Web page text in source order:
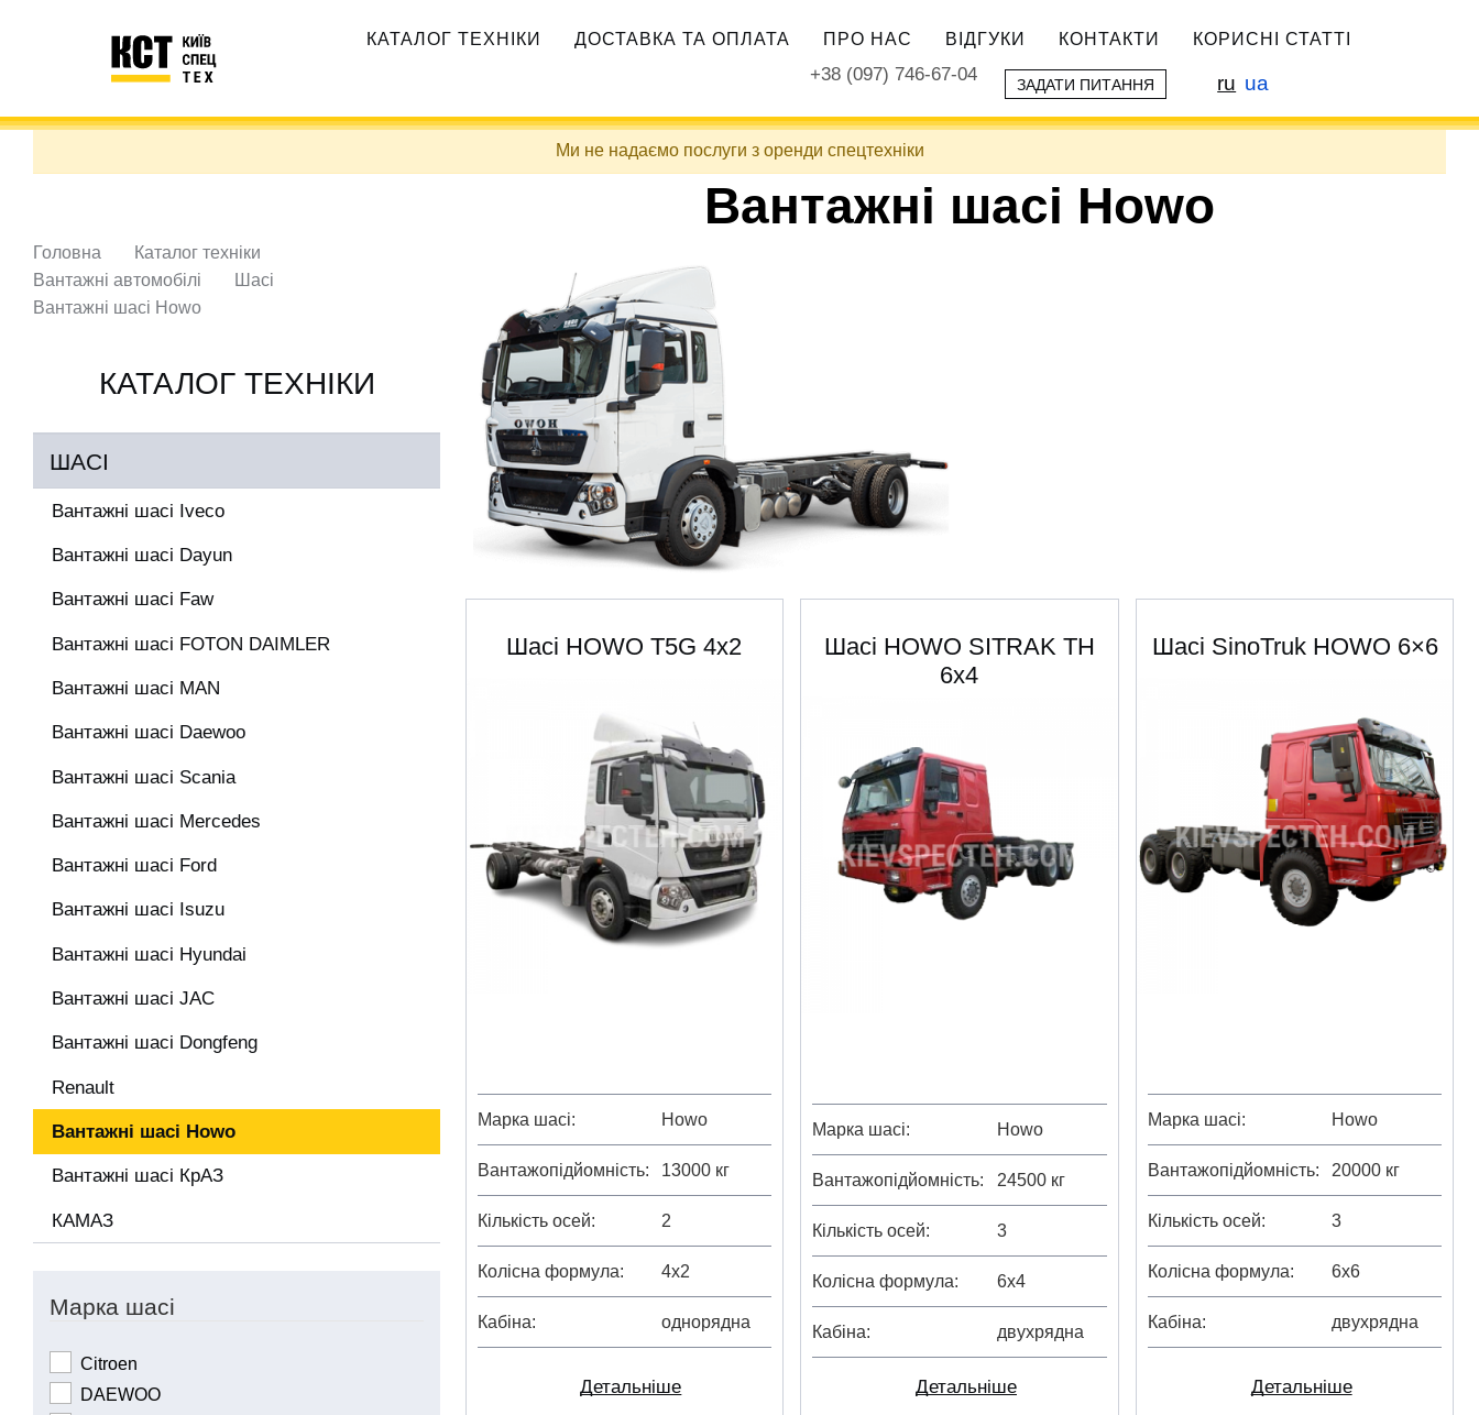
навигация
КАТАЛОГ ТЕХНІКИ ДОСТАВКА ТА ОПЛАТА ПРО НАС ВІДГУКИ КОНТАКТИ КОРИСНІ СТАТТІ
+38 (097) 746-67-04 ЗАДАТИ ПИТАННЯ ru ua
Ми не надаємо послуги з оренди спецтехніки
Вантажні шасі Howo
Шасі HOWO T5G 4х2
Марка шасі Howo
Вантажопідйомність 13000 кг
Кількість осей 2
Колісна формула 4х2
Кабіна однорядна
Детальніше
Шасі HOWO SITRAK TH
6х4
Марка шасі Howo
Вантажопідйомність 24500 кг
Кількість осей 3
Колісна формула 6х4
Кабіна двухрядна
Детальніше
Шасі SinoTruk HOWO 6×6
Марка шасі Howo
Вантажопідйомність 20000 кг
Кількість осей 3
Колісна формула 6х6
Кабіна двухрядна
Детальніше
Головна
Каталог техніки
Вантажні автомобілі
Шасі
Вантажні шасі Howo
КАТАЛОГ ТЕХНІКИ
ШАСІ
Вантажні шасі Iveco
Вантажні шасі Dayun
Вантажні шасі Faw
Вантажні шасі FOTON DAIMLER
Вантажні шасі MAN
Вантажні шасі Daewoo
Вантажні шасі Scania
Вантажні шасі Mercedes
Вантажні шасі Ford
Вантажні шасі Isuzu
Вантажні шасі Hyundai
Вантажні шасі JAC
Вантажні шасі Dongfeng
Renault
Вантажні шасі Howo
Вантажні шасі КрАЗ
КАМАЗ
Марка шасі
Citroen
DAEWOO